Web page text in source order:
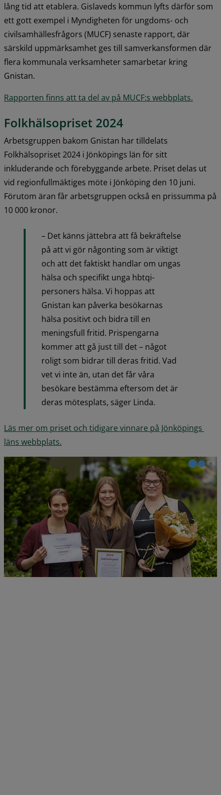
lång tid att etablera. Gislaveds kommun lyfts därför som
ett gott exempel i Myndigheten för ungdoms- och
civilsamhällesfrågors (MUCF) senaste rapport, där
särskild uppmärksamhet ges till samverkansformen där
flera kommunala verksamheter samarbetar kring
Gnistan.
Rapporten finns att ta del av på MUCF:s webbplats.
Folkhälsopriset 2024
Arbetsgruppen bakom Gnistan har tilldelats
Folkhälsopriset 2024 i Jönköpings län för sitt
inkluderande och förebyggande arbete. Priset delas ut
vid regionfullmäktiges möte i Jönköping den 10 juni.
Förutom äran får arbetsgruppen också en prissumma på
10 000 kronor.
– Det känns jättebra att få bekräftelse
på att vi gör någonting som är viktigt
och att det faktiskt handlar om ungas
hälsa och specifikt unga hbtqi-
personers hälsa. Vi hoppas att
Gnistan kan påverka besökarnas
hälsa positivt och bidra till en
meningsfull fritid. Prispengarna
kommer att gå just till det – något
roligt som bidrar till deras fritid. Vad
vet vi inte än, utan det får våra
besökare bestämma eftersom det är
deras mötesplats, säger Linda.
Läs mer om priset och tidigare vinnare på Jönköpings
läns webbplats.